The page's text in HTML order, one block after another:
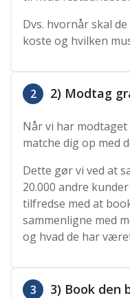
Dvs. hvornår skal
koste og hvilken
2 2) Modtag
Når vi har
matche dig op med
Dette gør vi ved at
20.000 andre
tilfredse med at
sammenligne med
og hvad de har
3 3) Book den